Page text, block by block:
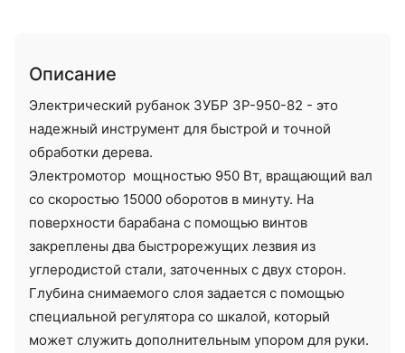
Описание
Электрический рубанок ЗУБР ЗР-950-82 - это
надежный инструмент для быстрой и точной
обработки дерева.
Электромотор мощностью 950 Вт, вращающий вал
со скоростью 15000 оборотов в минуту. На
поверхности барабана с помощью винтов
закреплены два быстрорежущих лезвия из
углеродистой стали, заточенных с двух сторон.
Глубина снимаемого слоя задается с помощью
специальной регулятора со шкалой, который
может служить дополнительным упором для руки.